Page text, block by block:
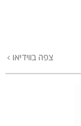
צפה בווידיאו